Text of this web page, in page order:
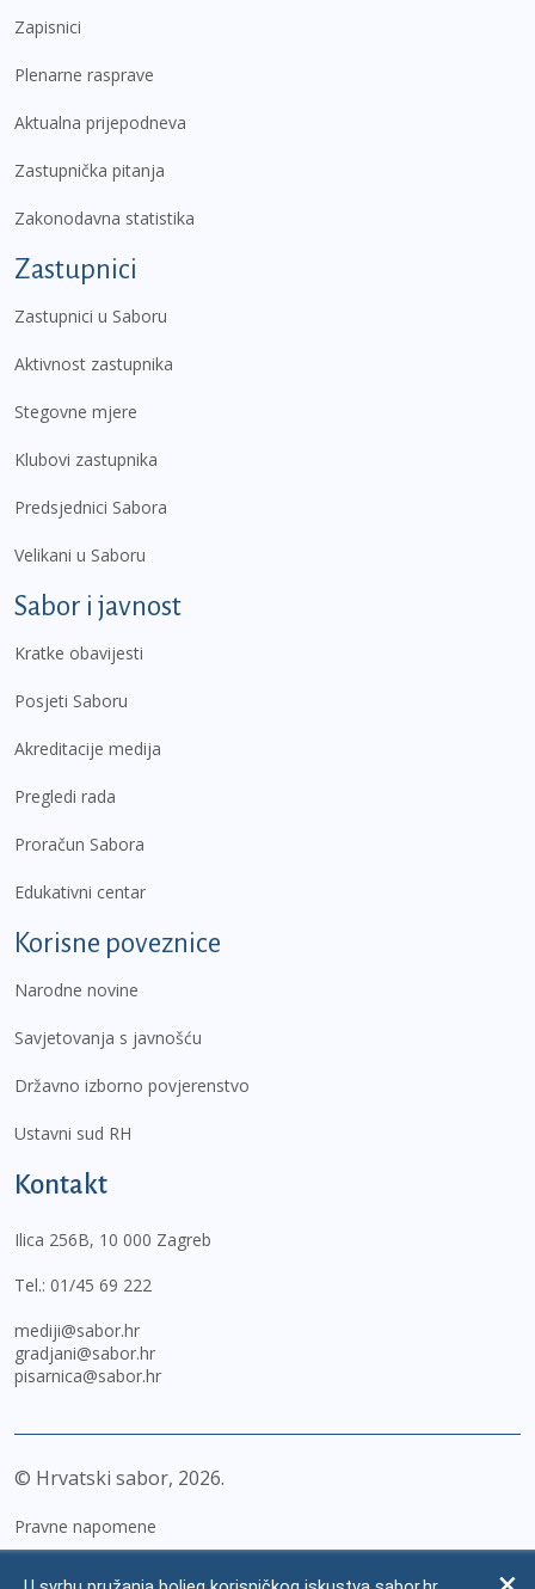
Zapisnici
Plenarne rasprave
Aktualna prijepodneva
Zastupnička pitanja
Zakonodavna statistika
Zastupnici
Zastupnici u Saboru
Aktivnost zastupnika
Stegovne mjere
Klubovi zastupnika
Predsjednici Sabora
Velikani u Saboru
Sabor i javnost
Kratke obavijesti
Posjeti Saboru
Akreditacije medija
Pregledi rada
Proračun Sabora
Edukativni centar
Korisne poveznice
Narodne novine
Savjetovanja s javnošću
Državno izborno povjerenstvo
Ustavni sud RH
Kontakt
Ilica 256B, 10 000 Zagreb
Tel.: 01/45 69 222
mediji@sabor.hr
gradjani@sabor.hr
pisarnica@sabor.hr
© Hrvatski sabor, 2026
Pravne napomene